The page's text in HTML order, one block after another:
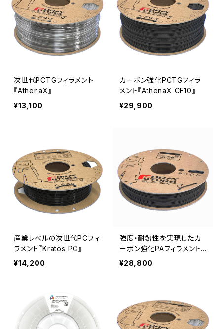
次世代PCTGフィラメント
『AthenaX』
¥13,100
カーボン強化PCTGフィラ
メント『AthenaX CF10』
¥29,900
産業レベルの次世代PCフィ
ラメント『Kratos PC』
¥14,200
強度・耐熱性を実現したカ
ーボン強化PAフィラメント
『LUVOCOM 3F PAHT CF
9891』
¥28,800